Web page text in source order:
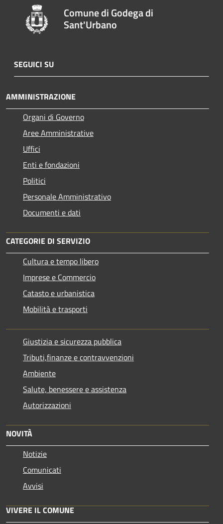
Comune di Godega di
Sant'Urbano
SEGUICI SU
AMMINISTRAZIONE
Organi di Governo
Aree Amministrative
Uffici
Enti e fondazioni
Politici
Personale Amministrativo
Documenti e dati
CATEGORIE DI SERVIZIO
Cultura e tempo libero
Imprese e Commercio
Catasto e urbanistica
Mobilità e trasporti
Giustizia e sicurezza pubblica
Tributi,finanze e contravvenzioni
Ambiente
Salute, benessere e assistenza
Autorizzazioni
NOVITÀ
Notizie
Comunicati
Avvisi
VIVERE IL COMUNE